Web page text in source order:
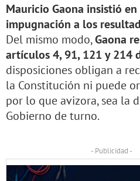
Mauricio Gaona insistió
impugnación a los
Del mismo modo,Gaona
artículos 4, 91, 121 y 214
disposiciones obligan a
la Constitución ni puede
por lo que avizora, sea la
Gobierno de turno.
- Publicidad -